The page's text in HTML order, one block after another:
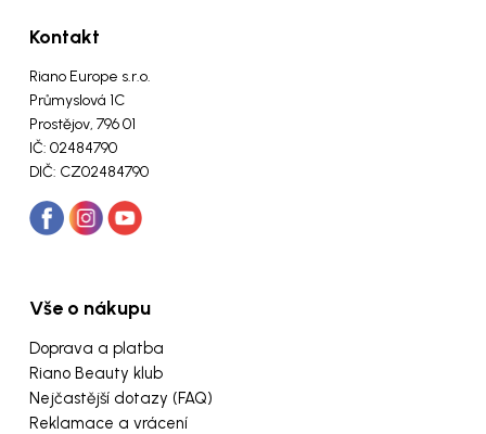
Kontakt
Riano Europe s.r.o.
Průmyslová 1C
Prostějov, 796 01
IČ: 02484790
DIČ: CZ02484790
Vše o nákupu
Doprava a platba
Riano Beauty klub
Nejčastější dotazy (FAQ)
Reklamace a vrácení